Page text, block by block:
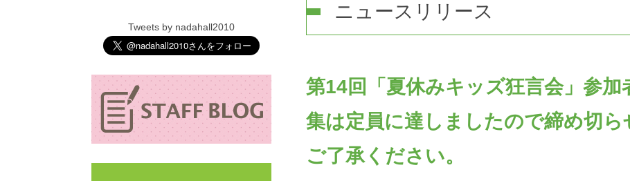
ニュースリリース
第14回「夏休みキッズ狂言会」参
集は定員に達しましたので締め切ら
ご了承ください。
Tweets by nadahall2010